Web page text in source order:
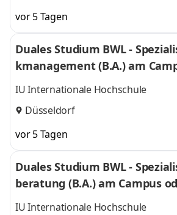
vor 5 Tagen
Duales Studium BWL -
kmanagement (B.A.) am
l
IU Internationale Hochschule
Düsseldorf
vor 5 Tagen
Duales Studium BWL -
beratung (B.A.) am Campus
IU Internationale Hochschule